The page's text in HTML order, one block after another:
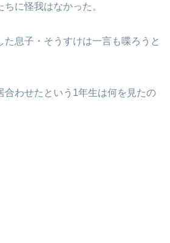
に怪我はなかった。
た息子・そうすけは一言も喋ろうと
合わせたという1年生は何を見たの